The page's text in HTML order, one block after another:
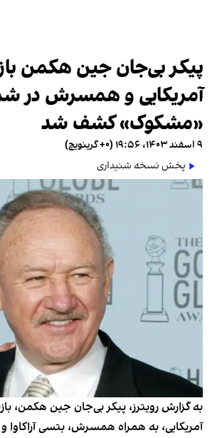
پیکر بی‌جان جین هکمن
آمریکایی و همسرش در
«مشکوک» کشف شد
۹ اسفند ۱۴۰۳، ۱۹:۵۶ (‎+۰ گرینویچ)
پخش نسخه شنیداری
به گزارش رویترز، پیکر بی‌جان جین هکمن،
آمریکایی، به همراه همسرش، بتسی